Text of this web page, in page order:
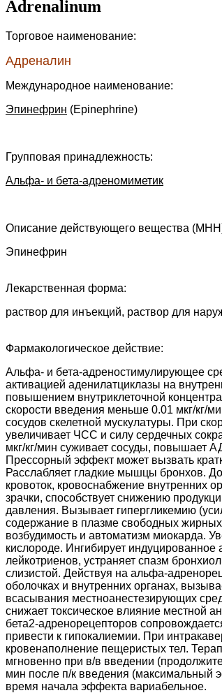
Adrenalinum
Торговое наименование:
Адреналин
Международное наименование:
Эпинефрин (Epinephrine)
Групповая принадлежность:
Альфа- и бета-адреномиметик
Описание действующего вещества
Эпинефрин
Лекарственная форма:
раствор для инъекций, раствор для
Фармакологическое действие:
Альфа- и бета-адреностимулирующее
активацией аденилатциклазы на
повышением внутриклеточной
скорости введения меньше 0.01 мкг/кг/
сосудов скелетной мускулатуры. При
увеличивает ЧСС и силу сердечных
мкг/кг/мин суживает сосуды, повышает
Прессорный эффект может вызвать
Расслабляет гладкие мышцы бронхов.
кровоток, кровоснабжение внутренних
зрачки, способствует снижению
давления. Вызывает гипергликемию
содержание в плазме свободных
возбудимость и автоматизм миокарда.
кислороде. Ингибирует
лейкотриенов, устраняет спазм
слизистой. Действуя на альфа-
оболочках и внутренних органах,
всасывания местноанестезирующих
снижает токсическое влияние местной
бета2-адренорецепторов
привести к гипокалиемии. При
кровенаполнение пещеристых тел.
мгновенно при в/в введении
мин после п/к введения
время начала эффекта вариабельное.